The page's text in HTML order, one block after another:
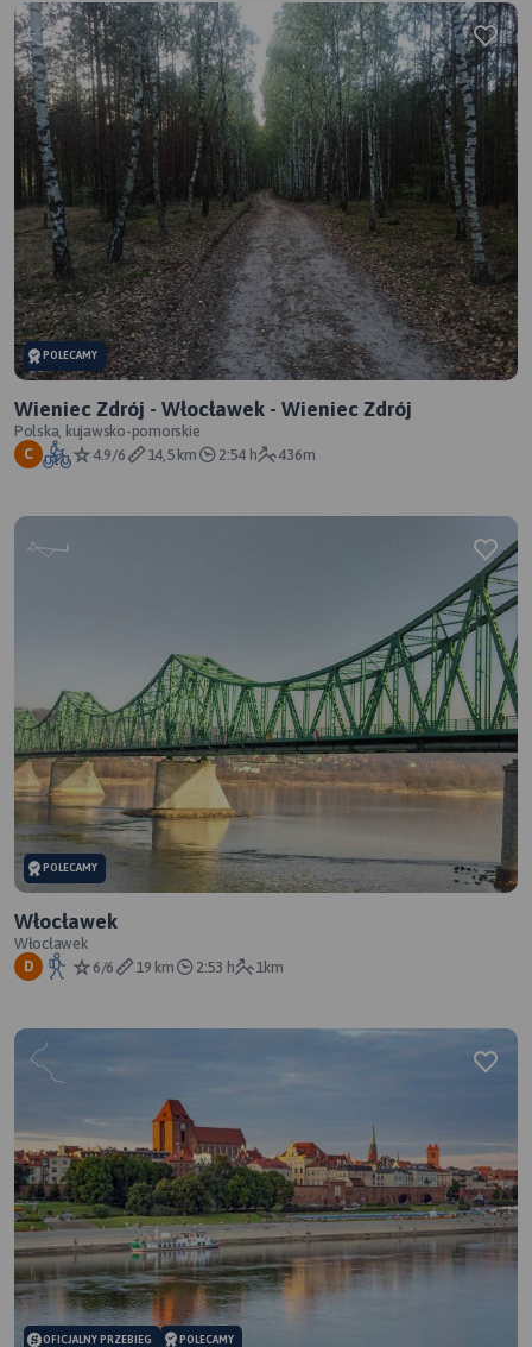
POLECAMY
Wieniec Zdrój - Włocławek - Wieniec Zdrój
Polska, kujawsko-pomorskie
C 4.9/6 14,5 km 2:54 h 436m
POLECAMY
Włocławek
Włocławek
D 6/6 19 km 2:53 h 1km
OFICJALNY PRZEBIEG POLECAMY